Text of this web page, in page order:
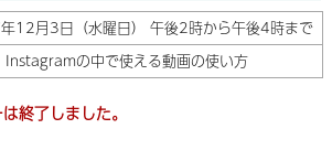
12月3日（水曜日） 午後2時から午後4時まで
Instagramの中で使える動画の使い方
終了しました。